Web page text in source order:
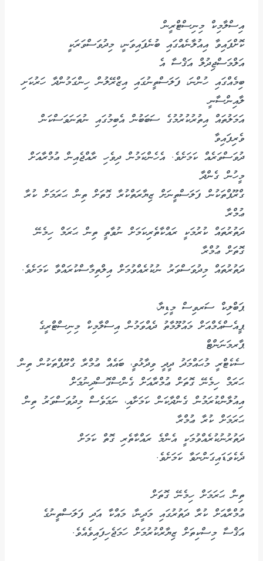
އިސްލާމިކް މިނިސްޓްރީން
ކޮށްފައިވާ އިއުލާނެއްގައި ބުނެފައިވަނީ، މިދުވަސްވަރަކީ
އަލްމަސްޖިދުލް އަޤްސާ އެ
ބިމެއްގައި ހުންނަ، ފަލަސްތީނުގައި އިޒްރޭލުން ހިންގަމުންދާ ހަރުކަށި
ލާއިންސާނީ
އަމަލުތައް އިތުރުކުރުމުގެ ސަބަބުން އެބިމުގައި ނުތަނަވަސްކަން
ވެރިފައިވާ
ދުވަސްވަރެއް ކަމަށެވެ. އެހެންކަމުން ދިވެހި ރާއްޖެއިން ޢުމްރާއަށް
މީހުން ގެންދާ
ގްރޫޕްތަކުން ފަލަސްތީނަށް ޒިޔާރަތްކުރާ ގޮތަށް ތިން ޙަރަމަށް ކުރާ
ޢުމްރާ
ދަތުރުތައް ކުރުމަކީ ރައްކާތެރިކަމަށް ނުވާތީ ތިން ޙަރަމް ހިމެނޭ
ގޮތަށް ޢުމްރާ
ދަތުރުތައް މިދުވަސްވަރު ނުކުރެއްވުމަށް އިލްތިމާސްކުރައްވާ ކަމަށެވެ.
ޕަބްލިކް ސަރވިސް މީޑިޔާ،
ޕީއެސްއެމްއަށް މައުލޫމާތު ދެއްވަމުން އިސްލާމިކް މިނިސްޓްރީގެ
ޕާރމަނަންޓް
ސެކެޓްރީ މުޙައްމަދު ދީދީ ވިދާޅުވީ، ބައެއް ޢުމްރާ ގްރޫޕްތަކުން ތިން
ޙަރަމް ހިމެނޭ ގޮތަށް ޢުމްރާއަށް ގެންސްގޮސްދިނުމަށް
އިއުލާންކުރަމުން ގެންދާކަން ކަމަށާއި، ނަމަވެސް މިދުވަސްވަރު ތިން
ޙަރަމަށް ކުރާ ޢުމްރާ
ދަތުރުނުކުރެއްވުމަކީ އެންމެ ރައްކާތެރި ގޮތް ކަމަށް
ދެކެވަޑައިގަންނަވާ ކަމަށެވެ.
ތިން ޙަރަމަށް ހިމެނޭ ގޮތަށް
ޢުމްރާއަށް ކުރާ ދަތުރުގައި މަދީނާ، މައްކާ އަދި ފަލަސްތީނުގެ
އަޤްސާ މިސްކިތަށް ޒިޔާރްކުރުމަށް ހަމަޖެހިފައިވެއެވެ.